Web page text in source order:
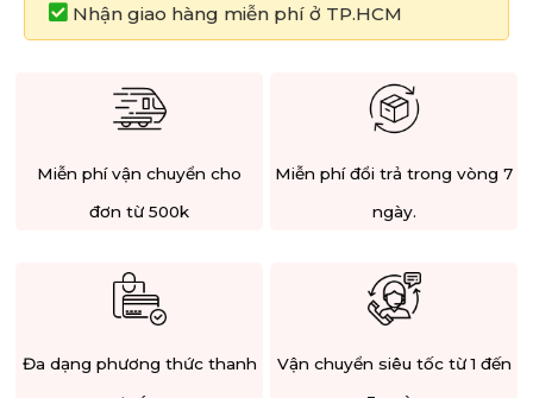
Nhận giao hàng miễn phí ở TP.HCM
Miễn phí vận chuyển cho
đơn từ 500k
Miễn phí đổi trả trong vòng 7
ngày.
Đa dạng phương thức thanh
Vận chuyển siêu tốc từ 1 đến